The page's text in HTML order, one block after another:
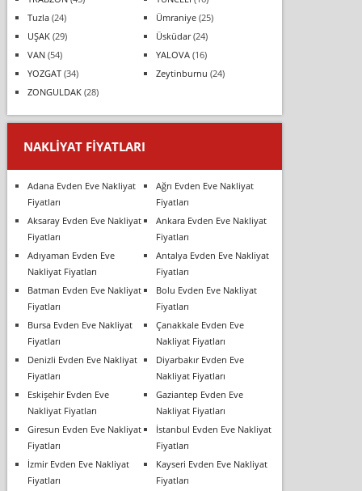
Tuzla(24) Ümraniye(25)
UŞAK(29) Üsküdar(24)
VAN(54) YALOVA(16)
YOZGAT(34) Zeytinburnu (24)
ZONGULDAK(28)
NAKLIYAT FIYATLARI
Adana Evden Eve Nakliyat
Fiyatları
Ağrı Evden Eve Nakliyat
Fiyatları
Aksaray Evden Eve Nakliyat
Fiyatları
Ankara Evden Eve Nakliyat
Fiyatları
Adıyaman Evden Eve
Nakliyat Fiyatları
Antalya Evden Eve Nakliyat
Fiyatları
Batman Evden Eve Nakliyat
Fiyatları
Bolu Evden Eve Nakliyat
Fiyatları
Bursa Evden Eve Nakliyat
Fiyatları
Çanakkale Evden Eve
Nakliyat Fiyatları
Denizli Evden Eve Nakliyat
Fiyatları
Diyarbakır Evden Eve
Nakliyat Fiyatları
Eskişehir Evden Eve
Nakliyat Fiyatları
Gaziantep Evden Eve
Nakliyat Fiyatları
Giresun Evden Eve Nakliyat
Fiyatları
İstanbul Evden Eve Nakliyat
Fiyatları
İzmir Evden Eve Nakliyat
Fiyatları
Kayseri Evden Eve Nakliyat
Fiyatları